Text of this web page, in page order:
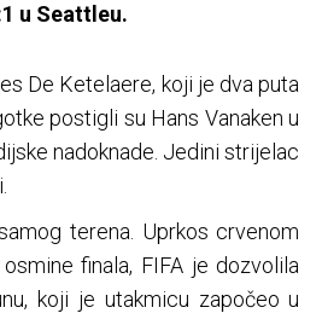
u Seattleu.
De Ketelaere, koji je dva puta
postigli su Hans Vanaken u
nadoknade. Jedini strijelac
terena. Uprkos crvenom
finala, FIFA je dozvolila
koji je utakmicu započeo u